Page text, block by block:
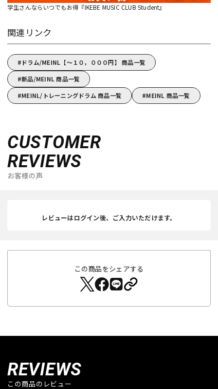
学生さんならいつでもお得『IKEBE MUSIC CLUB Student』
関連リンク
ドラム/MEINL【～１０，０００円】 商品一覧
新品/MEINL 商品一覧
MEINL/トレーニングドラム 商品一覧
MEINL 商品一覧
CUSTOMER
REVIEWS
お客様の声
レビューはログイン後、ご入力いただけます。
この商品をシェアする
REVIEWS
この商品のレビュー